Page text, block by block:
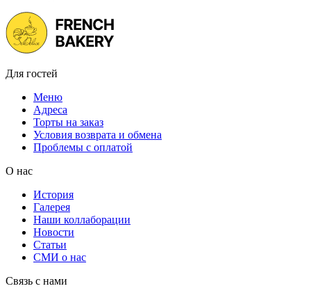
Для гостей
Меню
Адреса
Торты на заказ
Условия возврата и обмена
Проблемы с оплатой
О нас
История
Галерея
Наши коллаборации
Новости
Статьи
СМИ о нас
Связь с нами